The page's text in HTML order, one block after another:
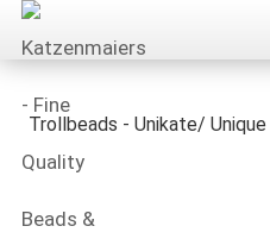
Trollbeads - Unikate/